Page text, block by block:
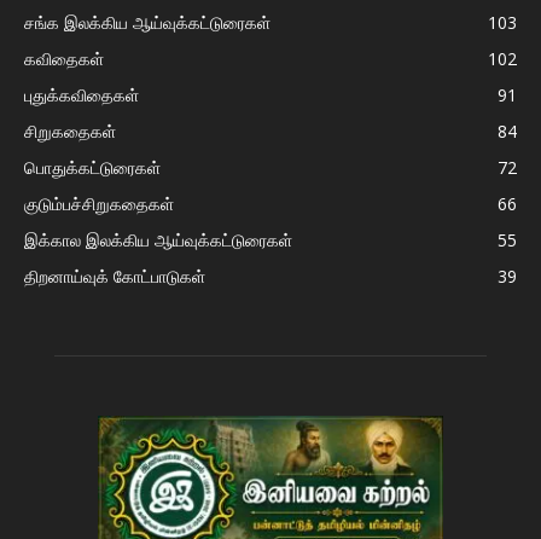
சங்க இலக்கிய ஆய்வுக்கட்டுரைகள்
103
கவிதைகள்
102
புதுக்கவிதைகள்
91
சிறுகதைகள்
84
பொதுக்கட்டுரைகள்
72
குடும்பச்சிறுகதைகள்
66
இக்கால இலக்கிய ஆய்வுக்கட்டுரைகள்
55
திறனாய்வுக் கோட்பாடுகள்
39